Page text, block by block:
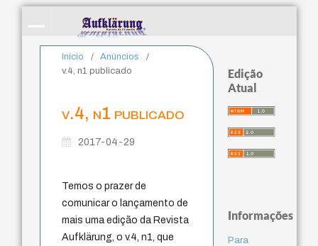
Início / Anúncios
/
v.4, n1 publicado
v.4, n1 publicado
2017-04-29
Temos o prazer de
comunicar o lançamento de
mais uma edição da Revista
Aufklärung, o v.4, n1, que
Edição
Atual
Informações
Para